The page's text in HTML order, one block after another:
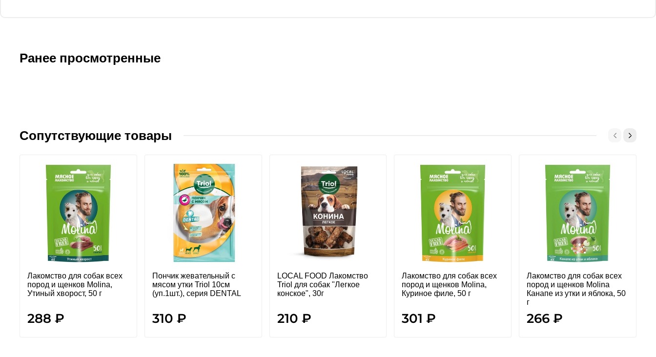
Ранее просмотренные
Сопутствующие товары
Лакомство для собак всех
пород и щенков Molina,
Утиный хворост, 50 г
288 ₽
Пончик жевательный с
мясом утки Triol 10см
(уп.1шт.), серия DENTAL
310 ₽
LOCAL FOOD Лакомство
Triol для собак "Легкое
конское", 30г
210 ₽
Лакомство для собак всех
пород и щенков Molina,
Куриное филе, 50 г
301 ₽
Лакомство для собак всех
пород и щенков Molina
Канапе из утки и яблока, 50
г
266 ₽